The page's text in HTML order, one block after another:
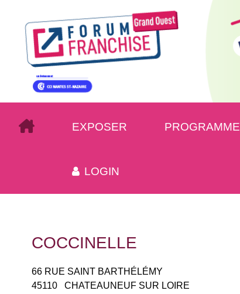
EXPOSER PROGRAMME
LOGIN
COCCINELLE
66 RUE SAINT BARTHÉLÉMY
45110
CHATEAUNEUF SUR LOIRE